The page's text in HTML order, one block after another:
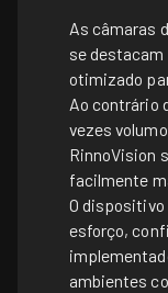
As câmaras
se
otimizado
Ao contrário
vezes
RinnoVision
facilmente
O
esforço,
ambientes